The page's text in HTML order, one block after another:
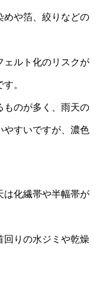
めや箔、絞りなどの
ェルト化のリスクが
。
ものが多く、雨天の
やすいですが、濃色
は化繊帯や半幅帯が
回りの水ジミや乾燥